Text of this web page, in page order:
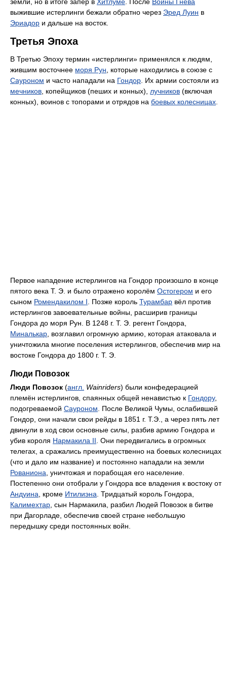
выжившие истерлинги бежали обратно через Эред Луин в
Эриадор и дальше на восток.
Третья Эпоха
В Третью Эпоху термин «истерлинги» применялся к людям,
жившим восточнее моря Рун , которые находились в союзе с
Сауроном и часто нападали на Гондор . Их армии состояли из
мечников , копейщиков (пеших и конных), лучников (включая
конных), воинов с топорами и отрядов на боевых колесницах
Первое нападение истерлингов на Гондор произошло в конце
пятого века Т. Э. и было отражено королём Остогером и его
сыном Ромендакилом I . Позже король Турамбар вёл против
истерлингов завоевательные войны, расширив границы
Гондора до моря Рун. В 1248 г. Т. Э. регент Гондора,
Миналькар , возглавил огромную армию, которая атаковала и
уничтожила многие поселения истерлингов, обеспечив мир на
востоке Гондора до 1800 г. Т. Э.
Люди Повозок
Люди Повозок (англ. Wainriders) были конфедерацией
племён истерлингов, спаянных общей ненавистью к Гондору,
подогреваемой Сауроном . После Великой Чумы, ослабившей
Гондор, они начали свои рейды в 1851 г. Т.Э., а через пять лет
двинули в ход свои основные силы, разбив армию Гондора и
убив короля Нармакила II . Они передвигались в огромных
телегах, а сражались преимущественно на боевых колесницах
(что и дало им название) и постоянно нападали на земли
Рованиона , уничтожая и порабощая его население.
Постепенно они отобрали у Гондора все владения к востоку от
Андуина , кроме Итилиэна . Тридцатый король Гондора,
Калимехтар , сын Нармакила, разбил Людей Повозок в битве
при Дагорладе, обеспечив своей стране небольшую
передышку среди постоянных войн.